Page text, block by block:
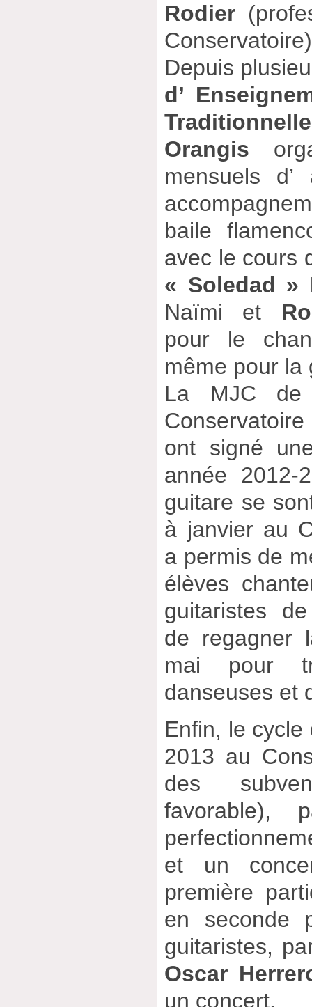
Rodier
Depuis
d’
Orangis
mensuels d’
baile
avec le cours
« Soledad »
Naïmi et
pour le
même pour la
La MJC de
ont signé
année
guitare se
à janvier au
a permis de
élèves
guitaristes
de regagner
mai pour
danseuses et
Enfin, le cycle
2013 au
des
et un
première
en seconde
guitaristes,
Oscar
un concert.